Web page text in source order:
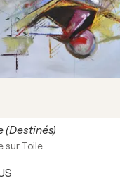
(Destinés)
sur Toile